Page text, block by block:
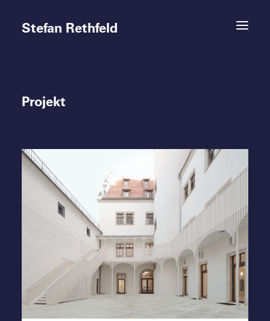
Stefan Rethfeld
Termine
Vita
Kontakt
Suche
Projekt